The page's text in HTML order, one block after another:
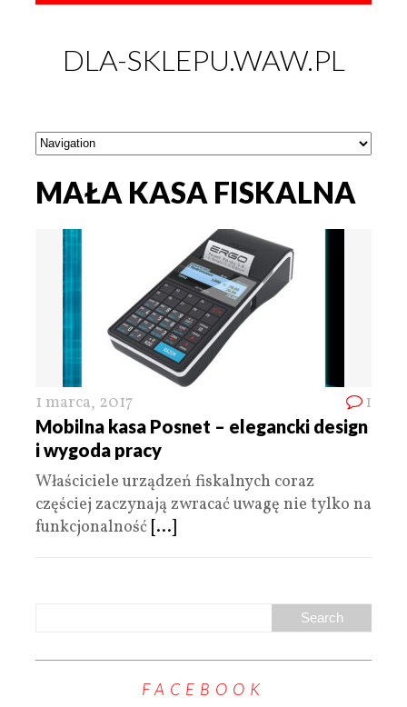
DLA-SKLEPU.WAW.PL
MAŁA KASA FISKALNA
1 marca, 2017 1
Mobilna kasa Posnet – elegancki design
i wygoda pracy
Właściciele urządzeń fiskalnych coraz
częściej zaczynają zwracać uwagę nie tylko na
funkcjonalność [...]
FACEBOOK